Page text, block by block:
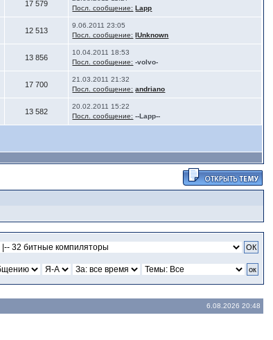
17 579
Посл. сообщение: Lapp
12 513
9.06.2011 23:05
Посл. сообщение: IUnknown
13 856
10.04.2011 18:53
Посл. сообщение: -volvo-
17 700
21.03.2011 21:32
Посл. сообщение: andriano
13 582
20.02.2011 15:22
Посл. сообщение: --Lapp--
6.08.2026 20:48